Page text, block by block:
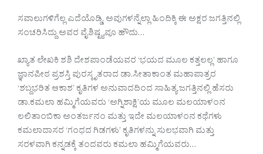
ಸವಾಲುಗಳಿಗೆಲ್ಲ ಎದೆಯೊಡ್ಡಿ, ಅವುಗಳನ್ನೆಲ್ಲಾ ಹಿಂದಿಕ್ಕಿ ಈ ಅಕ್ಷರ ಜಗತ್ತಿನಲ್ಲಿ
ಸಂಚರಿಸಿದ್ದು ಅವರ ವೈಶಿಷ್ಟ್ಯವೂ ಹೌದು…
ಖ್ಯಾತ ಲೇಖಕಿ ಶಶಿ ದೇಶಪಾಂಡೆಯವರ ‘ಭಯದ ಮೂಲ ಕತ್ತಲಲ್ಲ’ ಹಾಗೂ
ಜ್ಞಾನಪೀಠ ಪ್ರಶಸ್ತಿ ಪುರಸ್ಕೃತರಾದ ಡಾ.ಸೀತಾಕಾಂತ ಮಹಾಪಾತ್ರರ
‘ಶಬ್ದಭರಿತ ಆಕಾಶ’ ಕೃತಿಗಳ ಅನುವಾದದಿಂದ ಸಾಹಿತ್ಯ ಜಗತ್ತಿನಲ್ಲಿ ಹೆಸರು
ಡಾ.ಕಮಲಾ ಹಮ್ಮಿಗೆಯವರು ‘ಅಗ್ನಿಶಾಕ್ಷಿ’ಯ ಮೂಲ ಮಲಯಾಳಂನ
ಲಲಿತಾಂಬಿಕಾ ಅಂತರ್ಜನಂ ಮತ್ತು ಇದೇ ಮಲಯಾಳಂನ ಕಥೆಗಳು
ಕಮಲಾದಾಸರ ‘ಗಂಧದ ಗಿಡಗಳು’ ಕೃತಿಗಳನ್ನು ಸುಲಭವಾಗಿ ಮತ್ತು
ಸರಳವಾಗಿ ಕನ್ನಡಕ್ಕೆ ತಂದವರು ಕಮಲಾ ಹಮ್ಮಿಗೆಯವರು…